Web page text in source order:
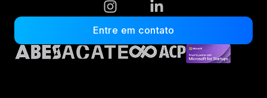
Entre em contato